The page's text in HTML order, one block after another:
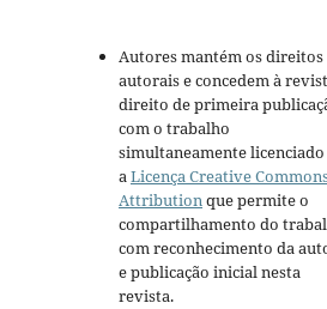
Autores mantém os direitos
autorais e concedem à
direito de primeira
com o trabalho
simultaneamente
aLicença Creative
Attributionque permite o
compartilhamento do
com reconhecimento da
e publicação inicial nesta
revista.